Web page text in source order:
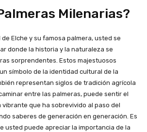
Milenarias?
Elche y su famosa palmera, usted se
donde la historia y la naturaleza se
sorprendentes. Estos majestuosos
símbolo de la identidad cultural de la
representan siglos de tradición agrícola
entre las palmeras, puede sentir el
que ha sobrevivido al paso del
saberes de generación en generación. Es
usted puede apreciar la importancia de la